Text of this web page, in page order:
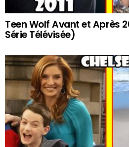
Teen Wolf Avant et Après
Série Télévisée)